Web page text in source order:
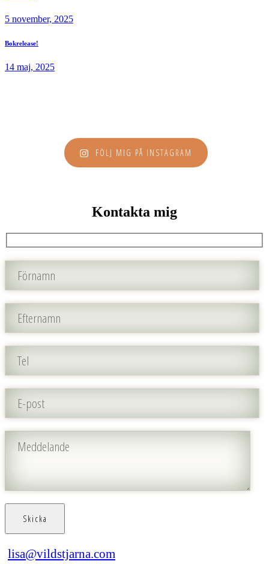
5 november, 2025
Bokrelease!
14 maj, 2025
FÖLJ MIG PÅ INSTAGRAM
Kontakta mig
lisa@vildstjarna.com